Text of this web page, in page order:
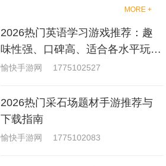
够去进行体验的，我们也是能够
就是收集了一些有意思的拳击游
戏，相信你们一定会喜欢的。
MORE +
2026热门英语学习游戏推荐：趣
味性强、口碑高、适合各水平玩家
的英语游戏合集
愉快手游网 1775102527
2026热门采石场题材手游推荐与
下载指南
愉快手游网 1775102083